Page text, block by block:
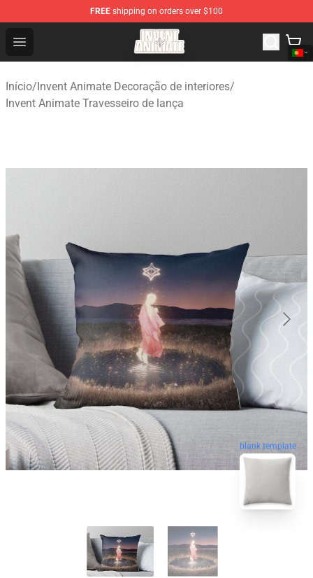
FREE shipping on orders over $100
Open menu
Invent Animate Shop - Official Invent Animate
Início/Invent Animate Decoração de interiores/
Invent Animate Travesseiro de lança
blank template